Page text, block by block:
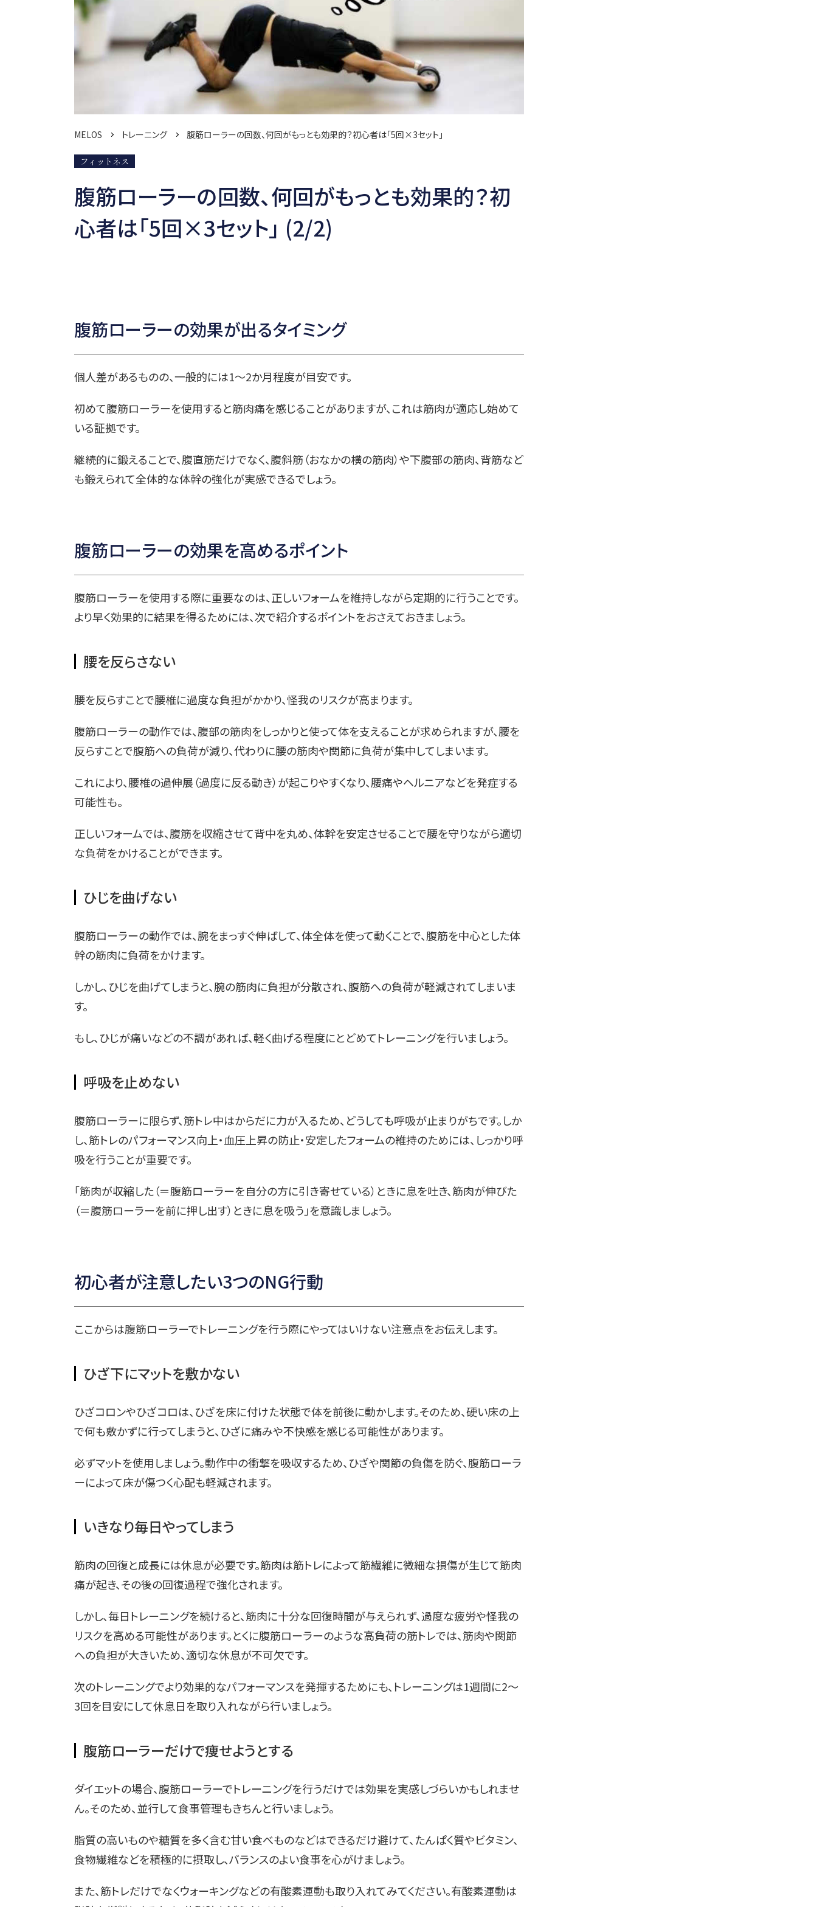
MELOS トレーニング 腹筋ローラーの回数、何回がもっとも効果的？初心者は「5回×3セット」
フィットネス
腹筋ローラーの回数、何回がもっとも効果的？初
心者は「5回×3セット」 (2/2)
腹筋ローラーの効果が出るタイミング
個人差があるものの、一般的には1〜2か月程度が目安です。
初めて腹筋ローラーを使用すると筋肉痛を感じることがありますが、これは筋肉が適応し始めて
いる証拠です。
継続的に鍛えることで、腹直筋だけでなく、腹斜筋（おなかの横の筋肉）や下腹部の筋肉、背筋など
も鍛えられて全体的な体幹の強化が実感できるでしょう。
腹筋ローラーの効果を高めるポイント
腹筋ローラーを使用する際に重要なのは、正しいフォームを維持しながら定期的に行うことです。
より早く効果的に結果を得るためには、次で紹介するポイントをおさえておきましょう。
腰を反らさない
腰を反らすことで腰椎に過度な負担がかかり、怪我のリスクが高まります。
腹筋ローラーの動作では、腹部の筋肉をしっかりと使って体を支えることが求められますが、腰を
反らすことで腹筋への負荷が減り、代わりに腰の筋肉や関節に負荷が集中してしまいます。
これにより、腰椎の過伸展（過度に反る動き）が起こりやすくなり、腰痛やヘルニアなどを発症する
可能性も。
正しいフォームでは、腹筋を収縮させて背中を丸め、体幹を安定させることで腰を守りながら適切
な負荷をかけることができます。
ひじを曲げない
腹筋ローラーの動作では、腕をまっすぐ伸ばして、体全体を使って動くことで、腹筋を中心とした体
幹の筋肉に負荷をかけます。
しかし、ひじを曲げてしまうと、腕の筋肉に負担が分散され、腹筋への負荷が軽減されてしまいま
す。
もし、ひじが痛いなどの不調があれば、軽く曲げる程度にとどめてトレーニングを行いましょう。
呼吸を止めない
腹筋ローラーに限らず、筋トレ中はからだに力が入るため、どうしても呼吸が止まりがちです。しか
し、筋トレのパフォーマンス向上・血圧上昇の防止・安定したフォームの維持のためには、しっかり呼
吸を行うことが重要です。
「筋肉が収縮した（＝腹筋ローラーを自分の方に引き寄せている）ときに息を吐き、筋肉が伸びた
（＝腹筋ローラーを前に押し出す）ときに息を吸う」を意識しましょう。
初心者が注意したい3つのNG行動
ここからは腹筋ローラーでトレーニングを行う際にやってはいけない注意点をお伝えします。
ひざ下にマットを敷かない
ひざコロンやひざコロは、ひざを床に付けた状態で体を前後に動かします。そのため、硬い床の上
で何も敷かずに行ってしまうと、ひざに痛みや不快感を感じる可能性があります。
必ずマットを使用しましょう。動作中の衝撃を吸収するため、ひざや関節の負傷を防ぐ、腹筋ローラ
ーによって床が傷つく心配も軽減されます。
いきなり毎日やってしまう
筋肉の回復と成長には休息が必要です。筋肉は筋トレによって筋繊維に微細な損傷が生じて筋肉
痛が起き、その後の回復過程で強化されます。
しかし、毎日トレーニングを続けると、筋肉に十分な回復時間が与えられず、過度な疲労や怪我の
リスクを高める可能性があります。とくに腹筋ローラーのような高負荷の筋トレでは、筋肉や関節
への負担が大きいため、適切な休息が不可欠です。
次のトレーニングでより効果的なパフォーマンスを発揮するためにも、トレーニングは1週間に2〜
3回を目安にして休息日を取り入れながら行いましょう。
腹筋ローラーだけで痩せようとする
ダイエットの場合、腹筋ローラーでトレーニングを行うだけでは効果を実感しづらいかもしれませ
ん。そのため、並行して食事管理もきちんと行いましょう。
脂質の高いものや糖質を多く含む甘い食べものなどはできるだけ避けて、たんぱく質やビタミン、
食物繊維などを積極的に摂取し、バランスのよい食事を心がけましょう。
また、筋トレだけでなくウォーキングなどの有酸素運動も取り入れてみてください。有酸素運動は